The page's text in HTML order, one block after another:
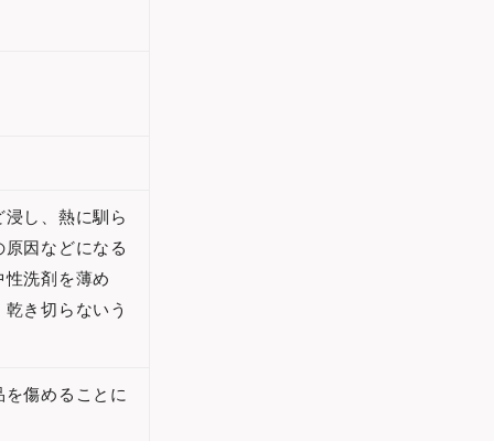
し、熱に馴ら
因などになる
洗剤を薄め
き切らないう
傷めることに